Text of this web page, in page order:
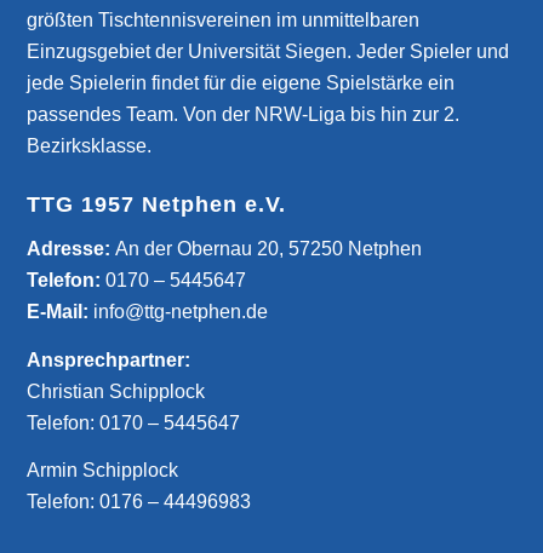
größten Tischtennisvereinen im unmittelbaren
Einzugsgebiet der Universität Siegen. Jeder Spieler und
jede Spielerin findet für die eigene Spielstärke ein
passendes Team. Von der NRW-Liga bis hin zur 2.
Bezirksklasse.
TTG 1957 Netphen e.V.
­Adresse:An der Obernau 20, 57250 Netphen
Telefon:0170 – 5445647
E-Mail: info@ttg-netphen.de
Ansprechpartner:
Christian Schipplock
Telefon:0170 – 5445647
Armin Schipplock
Telefon:0176 – 44496983